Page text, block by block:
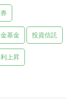
基金 投資信託
上昇